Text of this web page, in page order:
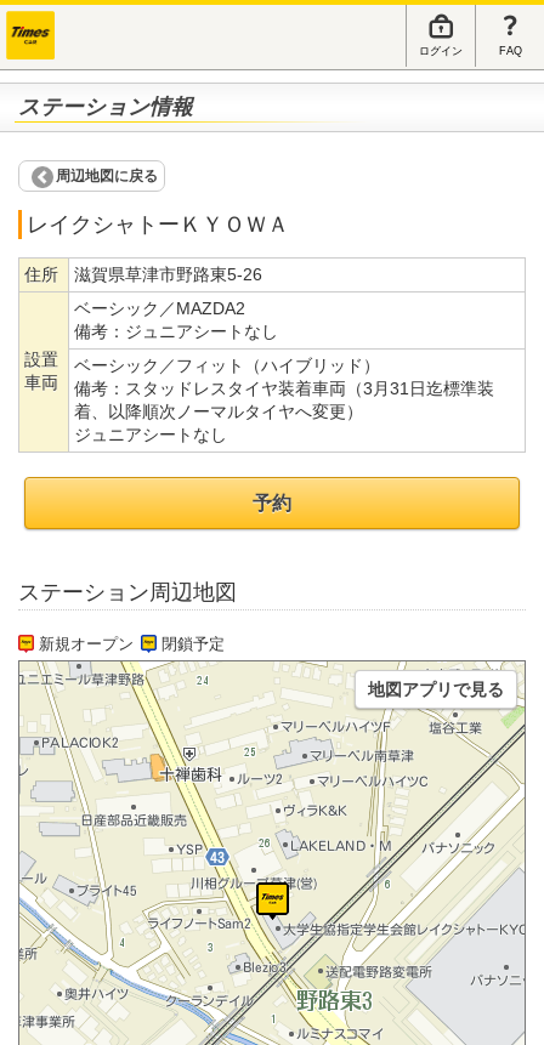
ログイン FAQ
ステーション情報
周辺地図に戻る
レイクシャトーＫＹＯＷＡ
住所 滋賀県草津市野路東5-26
設置
車両
ベーシック／MAZDA2
備考： ジュニアシートなし
ベーシック／フィット（ハイブリッド）
備考： スタッドレスタイヤ装着車両（3月31日迄標準装
着、以降順次ノーマルタイヤへ変更）
ジュニアシートなし
予約
ステーション周辺地図
新規オープン 閉鎖予定
地図アプリで見る